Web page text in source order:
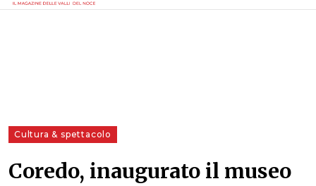
Cultura & spettacolo
Coredo, inaugurato il museo